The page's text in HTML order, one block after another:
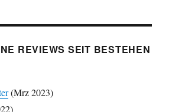
REVIEWS SEIT BESTEHEN
(Mrz 2023)